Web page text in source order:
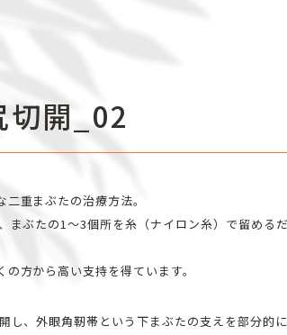
切開_02
重まぶたの治療方法。
まぶたの1～3個所を糸（ナイロン糸）で留め
方から高い支持を得ています。
し、外眼角靭帯という下まぶたの支えを部分